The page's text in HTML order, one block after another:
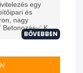
egy
és
nagy
K...
BŐVEBBEN